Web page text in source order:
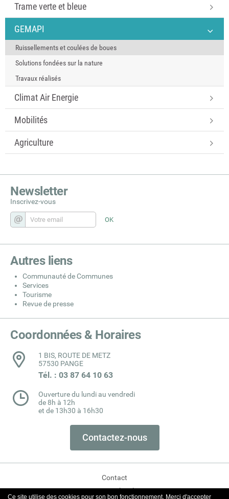
Trame verte et bleue
GEMAPI
Ruissellements et coulées de boues
Solutions fondées sur la nature
Travaux réalisés
Climat Air Energie
Mobilités
Agriculture
Newsletter
Inscrivez-vous
Autres liens
Communauté de Communes
Services
Tourisme
Revue de presse
Coordonnées & Horaires
1 BIS, ROUTE DE METZ
57530 PANGE
Tél. : 03 87 64 10 63
Ouverture du lundi au vendredi
de 8h à 12h
et de 13h30 à 16h30
Contactez-nous
Contact
Mentions légales
Ce site utilise des cookies pour son bon fonctionnement. Merci d'accepter